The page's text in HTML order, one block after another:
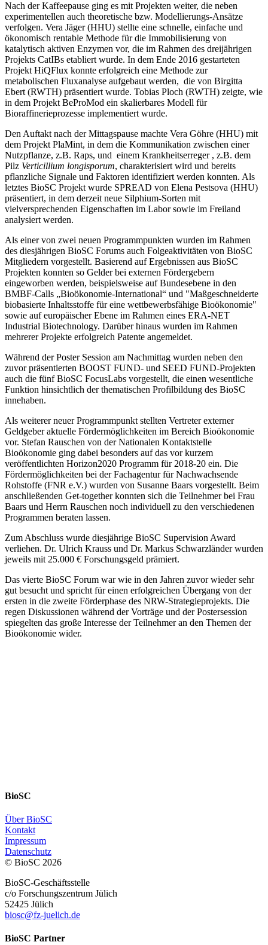
Nach der Kaffeepause ging es mit Projekten weiter, die neben
experimentellen auch theoretische bzw. Modellierungs-Ansätze
verfolgen. Vera Jäger (HHU) stellte eine schnelle, einfache und
ökonomisch rentable Methode für die Immobilisierung von
katalytisch aktiven Enzymen vor, die im Rahmen des dreijährigen
Projekts CatIBs etabliert wurde. In dem Ende 2016 gestarteten
Projekt HiQFlux konnte erfolgreich eine Methode zur
metabolischen Fluxanalyse aufgebaut werden, die von Birgitta
Ebert (RWTH) präsentiert wurde. Tobias Ploch (RWTH) zeigte, wie
in dem Projekt BeProMod ein skalierbares Modell für
Bioraffinerieprozesse implementiert wurde.
Den Auftakt nach der Mittagspause machte Vera Göhre (HHU) mit
dem Projekt PlaMint, in dem die Kommunikation zwischen einer
Nutzpflanze, z.B. Raps, und einem Krankheitserreger , z.B. dem
Pilz Verticillium longisporum, charakterisiert wird und bereits
pflanzliche Signale und Faktoren identifiziert werden konnten. Als
letztes BioSC Projekt wurde SPREAD von Elena Pestsova (HHU)
präsentiert, in dem derzeit neue Silphium-Sorten mit
vielversprechenden Eigenschaften im Labor sowie im Freiland
analysiert werden.
Als einer von zwei neuen Programmpunkten wurden im Rahmen
des diesjährigen BioSC Forums auch Folgeaktivitäten von BioSC
Mitgliedern vorgestellt. Basierend auf Ergebnissen aus BioSC
Projekten konnten so Gelder bei externen Fördergebern
eingeworben werden, beispielsweise auf Bundesebene in den
BMBF-Calls „Bioökonomie-International“ und "Maßgeschneiderte
biobasierte Inhaltsstoffe für eine wettbewerbsfähige Bioökonomie"
sowie auf europäischer Ebene im Rahmen eines ERA-NET
Industrial Biotechnology. Darüber hinaus wurden im Rahmen
mehrerer Projekte erfolgreich Patente angemeldet.
Während der Poster Session am Nachmittag wurden neben den
zuvor präsentierten BOOST FUND- und SEED FUND-Projekten
auch die fünf BioSC FocusLabs vorgestellt, die einen wesentliche
Funktion hinsichtlich der thematischen Profilbildung des BioSC
innehaben.
Als weiterer neuer Programmpunkt stellten Vertreter externer
Geldgeber aktuelle Fördermöglichkeiten im Bereich Bioökonomie
vor. Stefan Rauschen von der Nationalen Kontaktstelle
Bioökonomie ging dabei besonders auf das vor kurzem
veröffentlichten Horizon2020 Programm für 2018-20 ein. Die
Fördermöglichkeiten bei der Fachagentur für Nachwachsende
Rohstoffe (FNR e.V.) wurden von Susanne Baars vorgestellt. Beim
anschließenden Get-together konnten sich die Teilnehmer bei Frau
Baars und Herrn Rauschen noch individuell zu den verschiedenen
Programmen beraten lassen.
Zum Abschluss wurde diesjährige BioSC Supervision Award
verliehen. Dr. Ulrich Krauss und Dr. Markus Schwarzländer wurden
jeweils mit 25.000 € Forschungsgeld prämiert.
Das vierte BioSC Forum war wie in den Jahren zuvor wieder sehr
gut besucht und spricht für einen erfolgreichen Übergang von der
ersten in die zweite Förderphase des NRW-Strategieprojekts. Die
regen Diskussionen während der Vorträge und der Postersession
spiegelten das große Interesse der Teilnehmer an den Themen der
Bioökonomie wider.
BioSC
Über BioSC
Kontakt
Impressum
Datenschutz
© BioSC 2026
BioSC-Geschäftsstelle
c/o Forschungszentrum Jülich
52425 Jülich
biosc@fz-juelich.de
BioSC Partner